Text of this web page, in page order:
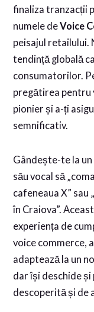
finaliza tranzacții
numele deVoice
peisajul retailului.
tendință globală
consumatorilor.
pregătirea pentru
pionier și a-ți
semnificativ.
Gândește-te la
său vocal să
cafeneaua X” sau
în Craiova”.
experiența de
voice commerce,
adaptează la un
dar își deschide
descoperită și de